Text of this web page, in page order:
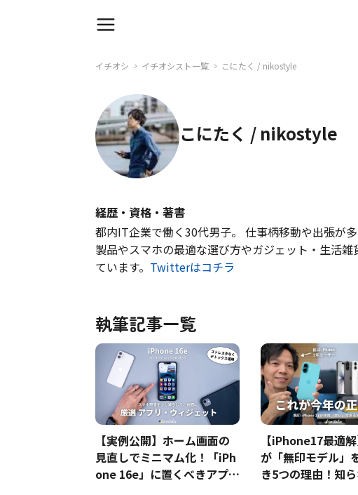
イチオシ イチオシスト一覧 こにたく / nikostyle
こにたく / nikostyle
経歴・資格・著書
都内IT企業で働く30代男子。 仕事柄移動や出張が
製品やスマホの最適な選び方やガジェット・生活
ています。 Twitterはコチラ
執筆記事一覧
【実例公開】ホーム画面の
見直しでミニマム化！「iPh
one 16e」に置くべきアプ
【iPhone17最適
が「無印モデル」
き5つの理由！知